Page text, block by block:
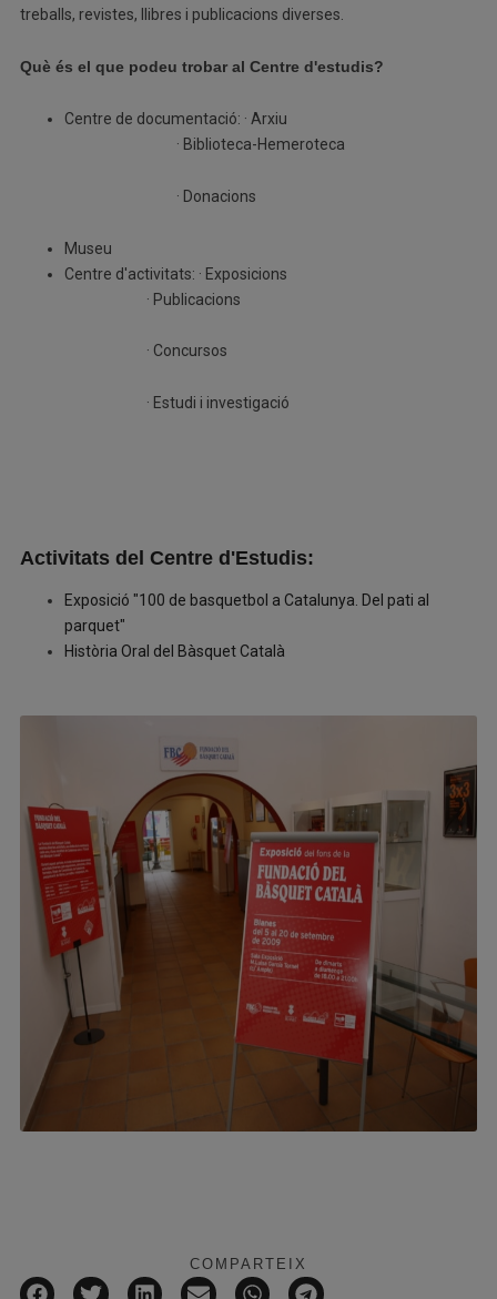
treballs, revistes, llibres i publicacions diverses.
Què és el que podeu trobar al Centre d'estudis?
Centre de documentació: · Arxiu
· Biblioteca-Hemeroteca
· Donacions
Museu
Centre d'activitats: · Exposicions
· Publicacions
· Concursos
· Estudi i investigació
Activitats del Centre d'Estudis:
Exposició "100 de basquetbol a Catalunya. Del pati al
parquet"
Història Oral del Bàsquet Català
COMPARTEIX